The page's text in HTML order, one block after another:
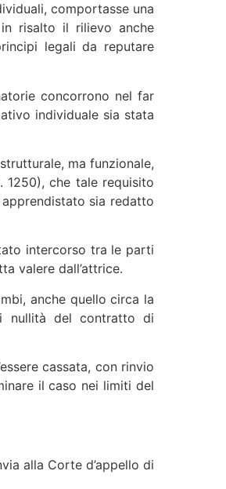
comportasse una
risalto il rilievo anche
legali da reputare
concorrono nel far
individuale sia stata
ma funzionale,
1250), che tale requisito
sia redatto
intercorso tra le parti
valere dall’attrice.
anche quello circa la
nullità del contratto di
cassata, con rinvio
il caso nei limiti del
alla Corte d’appello di